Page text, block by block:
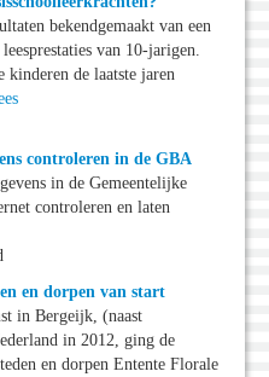
bekendgemaakt van een
van 10-jarigen.
de laatste jaren
controleren in de GBA
in de Gemeentelijke
controleren en laten
en dorpen van start
in Bergeijk, (naast
in 2012, ging de
en dorpen Entente Florale